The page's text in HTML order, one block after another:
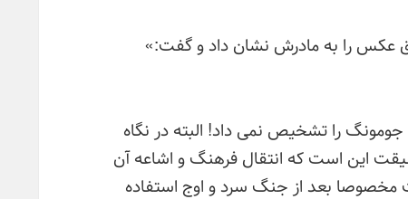
عکس را به مادرش نشان داد و گفت:»
را تشخیص نمی داد! البته در نگاه
این است که انتقال فرهنگ و اشاعه آن
مخصوصا بعد از جنگ سرد و اوج استفاده